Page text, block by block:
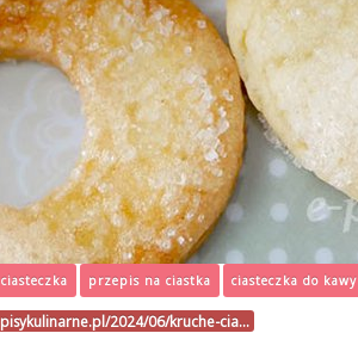
przepis na ciastka ciasteczka do kawy
2024/06/kruche-cia…